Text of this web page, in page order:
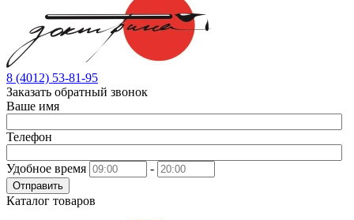
8 (4012) 53-81-95
Заказать обратный звонок
Ваше имя
Телефон
Удобное время -
Отправить
Каталог товаров